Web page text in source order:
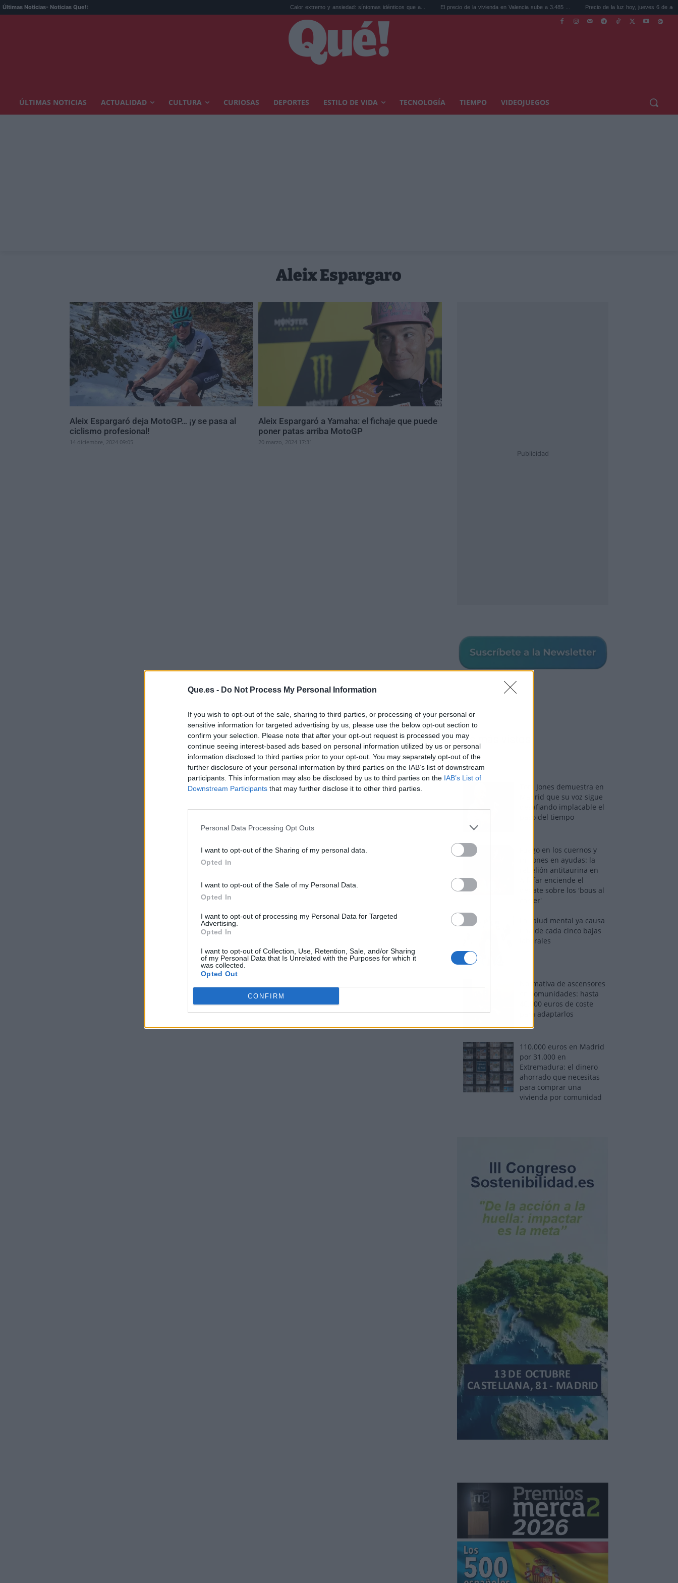
Que.es - Do Not Process My Personal Information
If you wish to opt-out of the sale, sharing to third parties, or processing of your personal or
sensitive information for targeted advertising by us, please use the below opt-out section to
confirm your selection. Please note that after your opt-out request is processed you may
continue seeing interest-based ads based on personal information utilized by us or personal
information disclosed to third parties prior to your opt-out. You may separately opt-out of the
further disclosure of your personal information by third parties on the IAB’s list of downstream
participants. This information may also be disclosed by us to third parties on the IAB’s List of
Downstream Participants that may further disclose it to other third parties.
Personal Data Processing Opt Outs
I want to opt-out of the Sharing of my personal data.
Opted In
I want to opt-out of the Sale of my Personal Data.
Opted In
I want to opt-out of processing my Personal Data for Targeted
Advertising.
Opted In
I want to opt-out of Collection, Use, Retention, Sale, and/or Sharing
of my Personal Data that Is Unrelated with the Purposes for which it
was collected.
Opted Out
CONFIRM
Últimas Noticias- Noticias Que!: Calor extremo y ansiedad: síntomas idénticos que a... El precio de la vivienda en Valencia sube a 3.485 ... Precio de la luz hoy, jueves 6 de agosto: la
ÚLTIMAS NOTICIAS ACTUALIDAD CULTURA CURIOSAS DEPORTES ESTILO DE VIDA TECNOLOGÍA TIEMPO VIDEOJUEGOS
Aleix Espargaro
Aleix Espargaró deja MotoGP… ¡y se pasa al
ciclismo profesional!
14 diciembre, 2024 09:05
Aleix Espargaró a Yamaha: el fichaje que puede
poner patas arriba MotoGP
20 marzo, 2024 17:31
Publicidad
Los más vistos
Tom Jones demuestra en
Madrid que su voz sigue
desafiando implacable el
paso del tiempo
Fuego en los cuernos y
millones en ayudas: la
rebelión antitaurina en
Alfafar enciende el
debate sobre los 'bous al
carrer'
La salud mental ya causa
una de cada cinco bajas
laborales
Normativa de ascensores
en comunidades: hasta
40.000 euros de coste
para adaptarlos
110.000 euros en Madrid
por 31.000 en
Extremadura: el dinero
ahorrado que necesitas
para comprar una
vivienda por comunidad